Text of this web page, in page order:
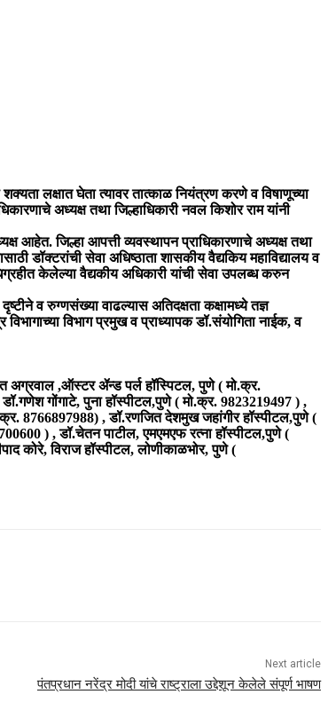
लक्षात घेता त्यावर तात्काळ नियंत्रण करणे व विषाणूच्या
अध्यक्ष तथा जिल्हाधिकारी नवल किशोर राम यांनी
आहेत. जिल्हा आपत्ती व्यवस्थापन प्राधिकारणाचे अध्यक्ष तथा
डॉक्टरांची सेवा अधिष्ठाता शासकीय वैद्यकिय महाविद्यालय व
केलेल्या वैद्यकीय अधिकारी यांची सेवा उपलब्ध करुन
व रुग्णसंख्या वाढल्यास अतिदक्षता कक्षामध्ये तज्ञ
विभाग प्रमुख व प्राध्यापक डॉ.संयोगिता नाईक, व
अग्रवाल ,ऑस्टर ॲन्ड पर्ल हॉस्पिटल, पुणे ( मो.क्र.
गोंगाटे, पुना हॉस्पीटल,पुणे ( मो.क्र. 9823219497 ) ,
8766897988) , डॉ.रणजित देशमुख जहांगीर हॉस्पीटल,पुणे (
) , डॉ.चेतन पाटील, एमएमएफ रत्ना हॉस्पीटल,पुणे (
कोरे, विराज हॉस्पीटल, लोणीकाळभोर, पुणे (
Next article
पंतप्रधान नरेंद्र मोदी यांचे राष्ट्राला उद्देशून केलेले संपूर्ण भाषण